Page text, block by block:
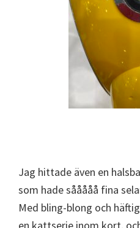
Jag hittade även en
som hade sååååå fina
Med bling-blong och
en kattserie inom kort,